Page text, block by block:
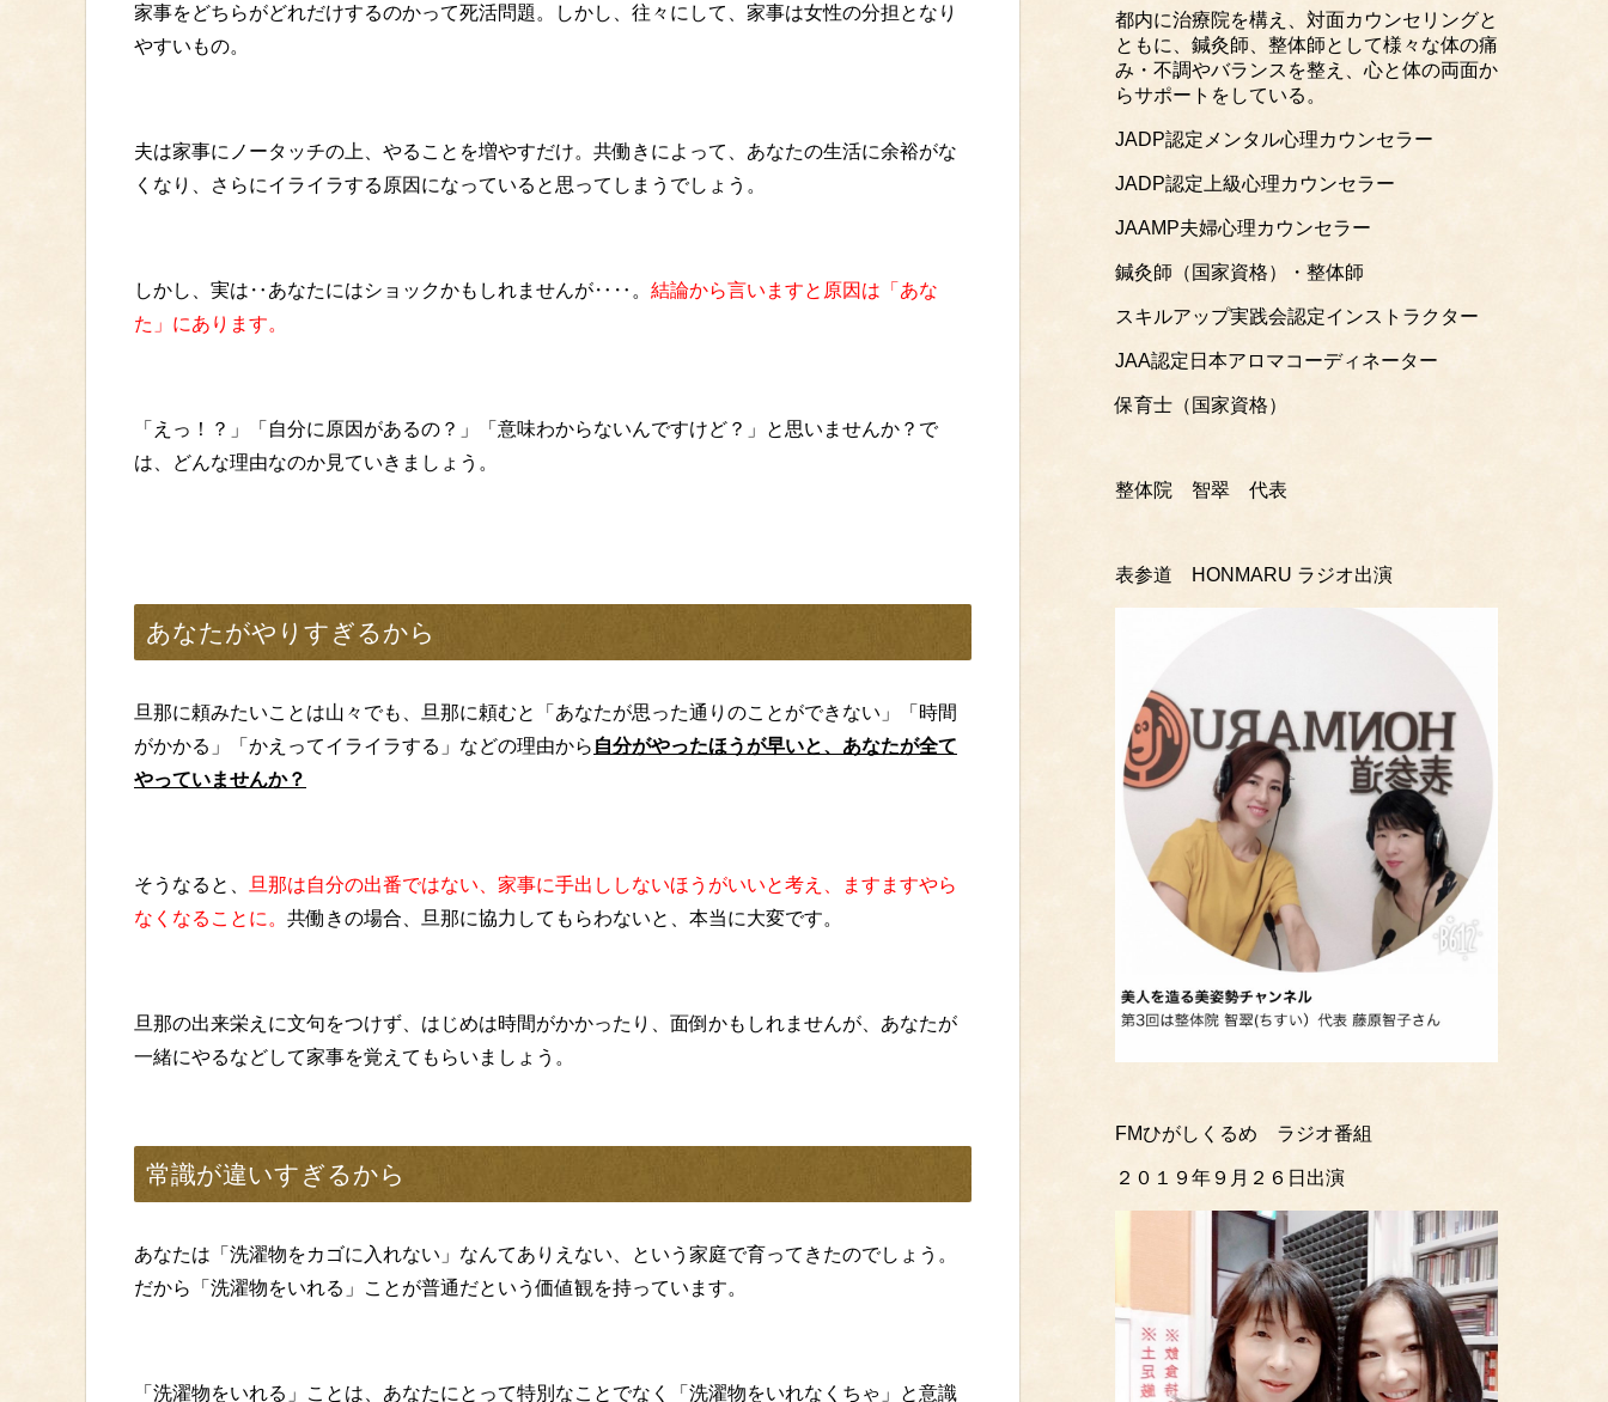
家事をどちらがどれだけするのかって死活問題。しかし、往々にして、家事は女性の分担となり
やすいもの。
夫は家事にノータッチの上、やることを増やすだけ。共働きによって、あなたの生活に余裕がな
くなり、さらにイライラする原因になっていると思ってしまうでしょう。
しかし、実は‥あなたにはショックかもしれませんが‥‥。 結論から言いますと原因は「あな
た」にあります。
「えっ！？」「自分に原因があるの？」「意味わからないんですけど？」と思いませんか？で
は、どんな理由なのか見ていきましょう。
あなたがやりすぎるから
旦那に頼みたいことは山々でも、旦那に頼むと「あなたが思った通りのことができない」「時間
がかかる」「かえってイライラする」などの理由から 自分がやったほうが早いと、あなたが全て
やっていませんか？
そうなると、
旦那は自分の出番ではない、家事に手出ししないほうがいいと考え、ますますやら
なくなることに。 共働きの場合、旦那に協力してもらわないと、本当に大変です。
旦那の出来栄えに文句をつけず、はじめは時間がかかったり、面倒かもしれませんが、あなたが
一緒にやるなどして家事を覚えてもらいましょう。
常識が違いすぎるから
あなたは「洗濯物をカゴに入れない」なんてありえない、という家庭で育ってきたのでしょう。
だから「洗濯物をいれる」ことが普通だという価値観を持っています。
「洗濯物をいれる」ことは、あなたにとって特別なことでなく「洗濯物をいれなくちゃ」と意識
都内に治療院を構え、対面カウンセリングと
ともに、鍼灸師、整体師として様々な体の痛
み・不調やバランスを整え、心と体の両面か
らサポートをしている。
JADP認定メンタル心理カウンセラー
JADP認定上級心理カウンセラー
JAAMP夫婦心理カウンセラー
鍼灸師（国家資格）・整体師
スキルアップ実践会認定インストラクター
JAA認定日本アロマコーディネーター
保育士（国家資格）
整体院 智翠 代表
表参道 HONMARU ラジオ出演
FMひがしくるめ ラジオ番組
２０１９年９月２６日出演